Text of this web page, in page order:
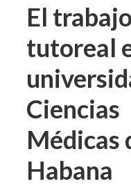
El trabajo
tutoreal
Ciencias
Médicas
Habana